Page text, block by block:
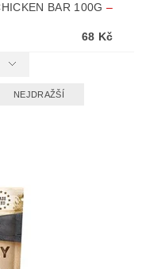
BAR 100G –
68 Kč
NEJDRAŽŠÍ